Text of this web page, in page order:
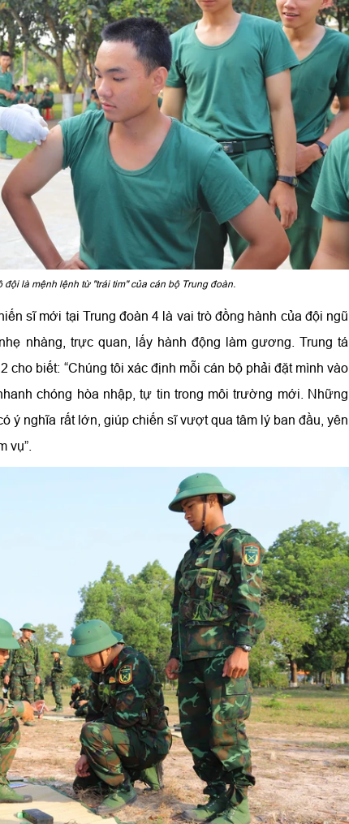
đội là mệnh lệnh từ "trái tim" của cán bộ Trung đoàn.
sĩ mới tại Trung đoàn 4 là vai trò đồng hành của đội ngũ
nhàng, trực quan, lấy hành động làm gương. Trung tá
cho biết: “Chúng tôi xác định mỗi cán bộ phải đặt mình vào
chóng hòa nhập, tự tin trong môi trường mới. Những
ý nghĩa rất lớn, giúp chiến sĩ vượt qua tâm lý ban đầu, yên
vụ”.